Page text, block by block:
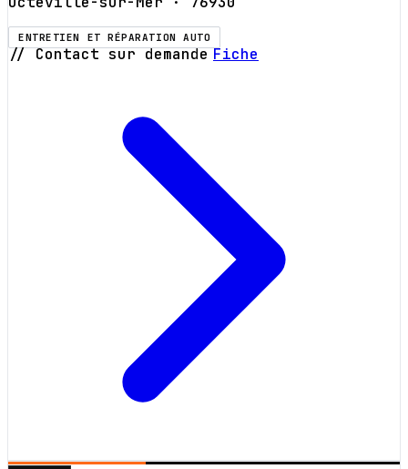
ENTRETIEN ET RÉPARATION AUTO
// Contact sur demande Fiche